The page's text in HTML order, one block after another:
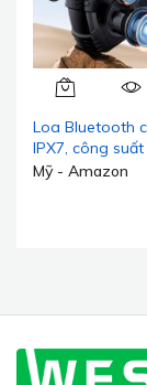
Loa Bluetooth
IPX7, công
60) không dây
Mỹ - Amazon